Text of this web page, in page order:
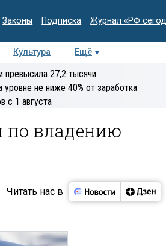
Законы Подписка Журнал «РФ
Культура Ещё
Колумнисты
экспертиза
превысила 27,2 тысячи
не ниже 40% от заработка
с 1 августа
по владению
Читать нас в